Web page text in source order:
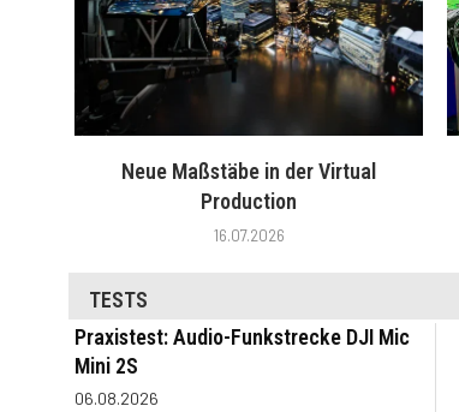
Neue Maßstäbe in der Virtual
Production
16.07.2026
TESTS
Praxistest: Audio-Funkstrecke DJI Mic
Mini 2S
06.08.2026